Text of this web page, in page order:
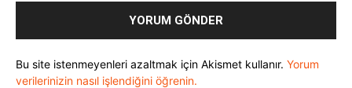
Bu site istenmeyenleri azaltmak için Akismet kullanır. Yorum
verilerinizin nasıl işlendiğini öğrenin.